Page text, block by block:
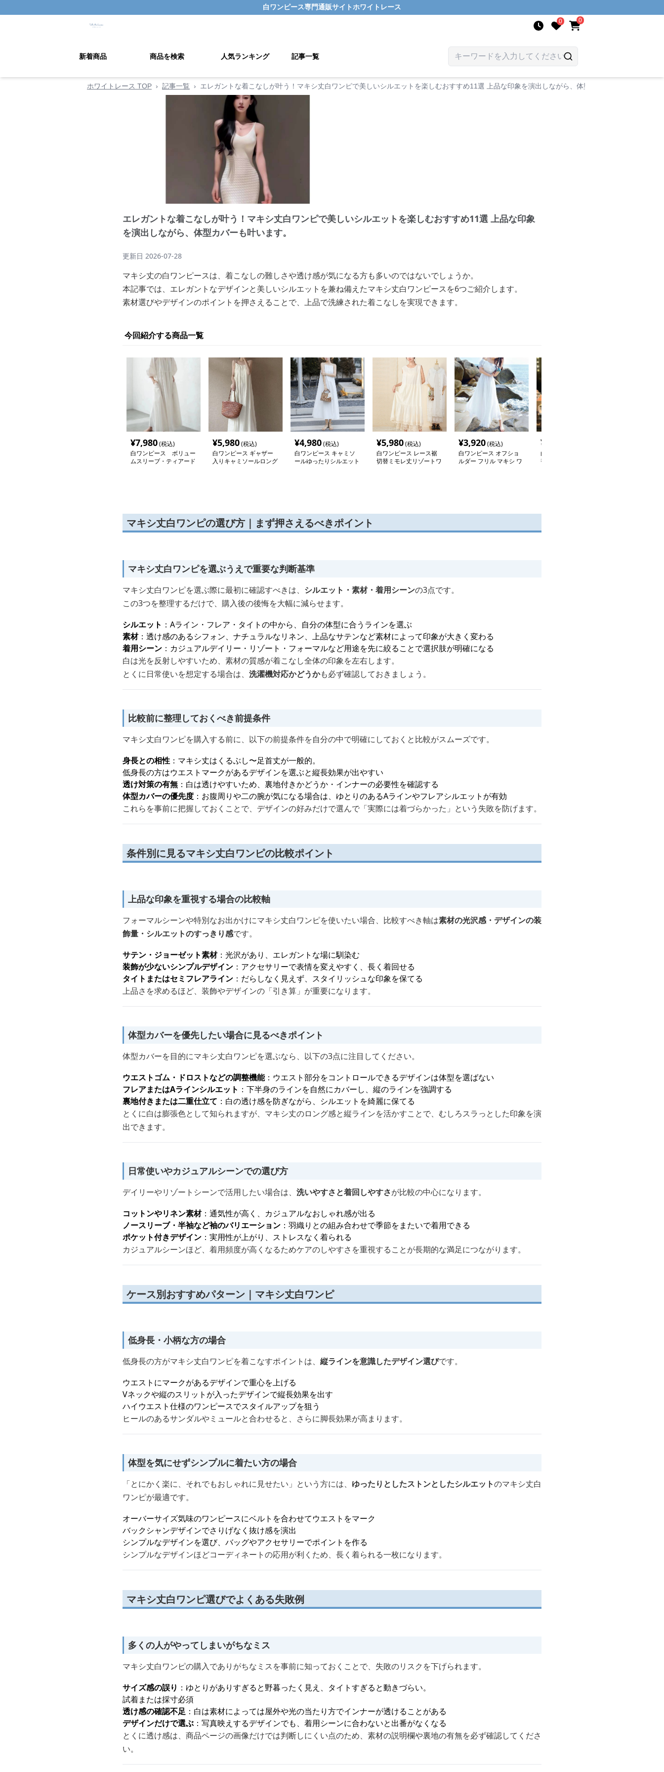
白ワンピース専門通販サイトホワイトレース
0 0
新着商品 商品を検索 人気ランキング 記事一覧
ホワイトレース TOP › 記事一覧 › エレガントな着こなしが叶う！マキシ丈白ワンピで美しいシルエットを楽しむおすすめ11選 上品な印象を演出しながら、体型カバーも叶います。
エレガントな着こなしが叶う！マキシ丈白ワンピで美しいシルエットを楽しむおすすめ11選 上品な印象
を演出しながら、体型カバーも叶います。
更新日 2026-07-28
マキシ丈の白ワンピースは、着こなしの難しさや透け感が気になる方も多いのではないでしょうか。
本記事では、エレガントなデザインと美しいシルエットを兼ね備えたマキシ丈白ワンピースを6つご紹介します。
素材選びやデザインのポイントを押さえることで、上品で洗練された着こなしを実現できます。
今回紹介する商品一覧
¥7,980(税込)
白ワンピース ボリュー
ムスリーブ・ティアード
¥5,980(税込)
白ワンピース ギャザー
入りキャミソールロング
¥4,980(税込)
白ワンピース キャミソ
ールゆったりシルエット
¥5,980(税込)
白ワンピース レース裾
切替ミモレ丈リゾートワ
¥3,920(税込)
白ワンピース オフショ
ルダー フリル マキシ ワ
¥
白ワンピース レース切
替えキャミマキシワンピ
マキシ丈白ワンピの選び方｜まず押さえるべきポイント
マキシ丈白ワンピを選ぶうえで重要な判断基準
マキシ丈白ワンピを選ぶ際に最初に確認すべきは、 シルエット・素材・着用シーンの3点です。
この3つを整理するだけで、購入後の後悔を大幅に減らせます。
シルエット ：Aライン・フレア・タイトの中から、自分の体型に合うラインを選ぶ
素材：透け感のあるシフォン、ナチュラルなリネン、上品なサテンなど素材によって印象が大きく変わる
着用シーン ：カジュアルデイリー・リゾート・フォーマルなど用途を先に絞ることで選択肢が明確になる
白は光を反射しやすいため、素材の質感が着こなし全体の印象を左右します。
とくに日常使いを想定する場合は、 洗濯機対応かどうかも必ず確認しておきましょう。
比較前に整理しておくべき前提条件
マキシ丈白ワンピを購入する前に、以下の前提条件を自分の中で明確にしておくと比較がスムーズです。
身長との相性 ：マキシ丈はくるぶし〜足首丈が一般的。
低身長の方はウエストマークがあるデザインを選ぶと縦長効果が出やすい
透け対策の有無 ：白は透けやすいため、裏地付きかどうか・インナーの必要性を確認する
体型カバーの優先度 ：お腹周りや二の腕が気になる場合は、ゆとりのあるAラインやフレアシルエットが有効
これらを事前に把握しておくことで、デザインの好みだけで選んで「実際には着づらかった」という失敗を防げます。
条件別に見るマキシ丈白ワンピの比較ポイント
上品な印象を重視する場合の比較軸
フォーマルシーンや特別なお出かけにマキシ丈白ワンピを使いたい場合、比較すべき軸は素材の光沢感・デザインの装
飾量・シルエットのすっきり感です。
サテン・ジョーゼット素材：光沢があり、エレガントな場に馴染む
装飾が少ないシンプルデザイン ：アクセサリーで表情を変えやすく、長く着回せる
タイトまたはセミフレアライン ：だらしなく見えず、スタイリッシュな印象を保てる
上品さを求めるほど、装飾やデザインの「引き算」が重要になります。
体型カバーを優先したい場合に見るべきポイント
体型カバーを目的にマキシ丈白ワンピを選ぶなら、以下の3点に注目してください。
ウエストゴム・ドロストなどの調整機能：ウエスト部分をコントロールできるデザインは体型を選ばない
フレアまたはAラインシルエット ：下半身のラインを自然にカバーし、縦のラインを強調する
裏地付きまたは二重仕立て ：白の透け感を防ぎながら、シルエットを綺麗に保てる
とくに白は膨張色として知られますが、マキシ丈のロング感と縦ラインを活かすことで、むしろスラっとした印象を演
出できます。
日常使いやカジュアルシーンでの選び方
デイリーやリゾートシーンで活用したい場合は、 洗いやすさと着回しやすさが比較の中心になります。
コットンやリネン素材：通気性が高く、カジュアルなおしゃれ感が出る
ノースリーブ・半袖など袖のバリエーション ：羽織りとの組み合わせで季節をまたいで着用できる
ポケット付きデザイン ：実用性が上がり、ストレスなく着られる
カジュアルシーンほど、着用頻度が高くなるためケアのしやすさを重視することが長期的な満足につながります。
ケース別おすすめパターン｜マキシ丈白ワンピ
低身長・小柄な方の場合
低身長の方がマキシ丈白ワンピを着こなすポイントは、 縦ラインを意識したデザイン選びです。
ウエストにマークがあるデザインで重心を上げる
Vネックや縦のスリットが入ったデザインで縦長効果を出す
ハイウエスト仕様のワンピースでスタイルアップを狙う
ヒールのあるサンダルやミュールと合わせると、さらに脚長効果が高まります。
体型を気にせずシンプルに着たい方の場合
「とにかく楽に、それでもおしゃれに見せたい」という方には、 ゆったりとしたストンとしたシルエットのマキシ丈白
ワンピが最適です。
オーバーサイズ気味のワンピースにベルトを合わせてウエストをマーク
バックシャンデザインでさりげなく抜け感を演出
シンプルなデザインを選び、バッグやアクセサリーでポイントを作る
シンプルなデザインほどコーディネートの応用が利くため、長く着られる一枚になります。
マキシ丈白ワンピ選びでよくある失敗例
多くの人がやってしまいがちなミス
マキシ丈白ワンピの購入でありがちなミスを事前に知っておくことで、失敗のリスクを下げられます。
サイズ感の誤り ：ゆとりがありすぎると野暮ったく見え、タイトすぎると動きづらい。
試着または採寸必須
透け感の確認不足 ：白は素材によっては屋外や光の当たり方でインナーが透けることがある
デザインだけで選ぶ ：写真映えするデザインでも、着用シーンに合わないと出番がなくなる
とくに透け感は、商品ページの画像だけでは判断しにくい点のため、素材の説明欄や裏地の有無を必ず確認してくださ
い。